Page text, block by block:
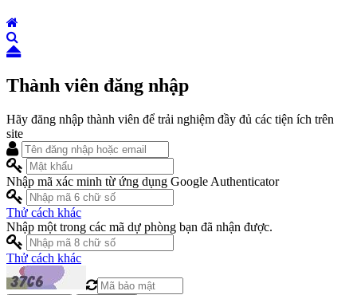
Thành viên đăng nhập
Hãy đăng nhập thành viên để trải nghiệm đầy đủ các tiện ích trên
site
Nhập mã xác minh từ ứng dụng Google Authenticator
Thử cách khác
Nhập một trong các mã dự phòng bạn đã nhận được.
Thử cách khác